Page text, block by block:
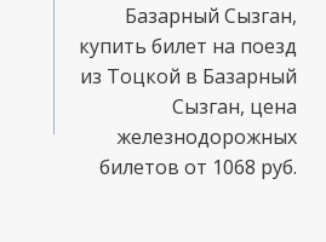
Базарный Сызган,
купить билет на поезд
из Тоцкой в Базарный
Сызган, цена
железнодорожных
билетов от 1068 руб.